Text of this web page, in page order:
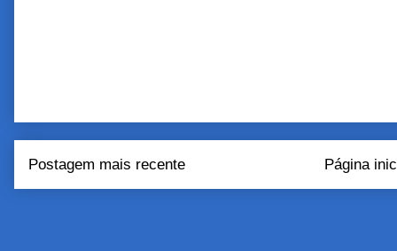
Postagem mais recente Página